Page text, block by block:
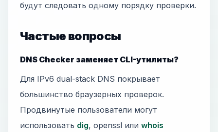
будут следовать одному порядку проверки.
Частые вопросы
DNS Checker заменяет CLI-утилиты?
Для IPv6 dual-stack DNS покрывает
большинство браузерных проверок.
Продвинутые пользователи могут
использовать dig, openssl или whois